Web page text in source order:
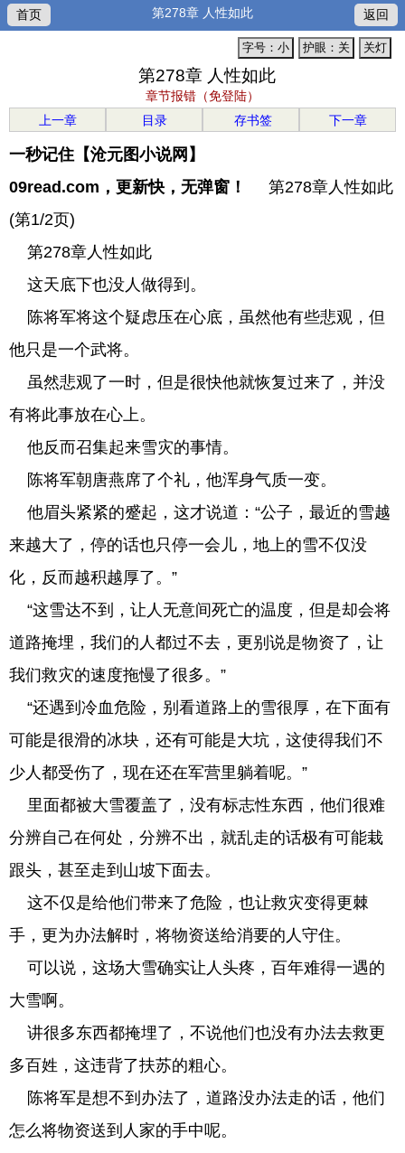
首页 第278章 人性如此 返回
关灯
护眼：关
字号：小
第278章 人性如此
章节报错（免登陆）
上一章
目录 存书签 下一章
一秒记住【沧元图小说网】
09read.com，更新快，无弹窗！
第278章人性如此
(第1/2页)
第278章人性如此
这天底下也没人做得到。
陈将军将这个疑虑压在心底，虽然他有些悲观，但
他只是一个武将。
虽然悲观了一时，但是很快他就恢复过来了，并没
有将此事放在心上。
他反而召集起来雪灾的事情。
陈将军朝唐燕席了个礼，他浑身气质一变。
他眉头紧紧的蹙起，这才说道：“公子，最近的雪越
来越大了，停的话也只停一会儿，地上的雪不仅没
化，反而越积越厚了。”
“这雪达不到，让人无意间死亡的温度，但是却会将
道路掩埋，我们的人都过不去，更别说是物资了，让
我们救灾的速度拖慢了很多。”
“还遇到冷血危险，别看道路上的雪很厚，在下面有
可能是很滑的冰块，还有可能是大坑，这使得我们不
少人都受伤了，现在还在军营里躺着呢。”
里面都被大雪覆盖了，没有标志性东西，他们很难
分辨自己在何处，分辨不出，就乱走的话极有可能栽
跟头，甚至走到山坡下面去。
这不仅是给他们带来了危险，也让救灾变得更棘
手，更为办法解时，将物资送给消要的人守住。
可以说，这场大雪确实让人头疼，百年难得一遇的
大雪啊。
讲很多东西都掩埋了，不说他们也没有办法去救更
多百姓，这违背了扶苏的粗心。
陈将军是想不到办法了，道路没办法走的话，他们
怎么将物资送到人家的手中呢。